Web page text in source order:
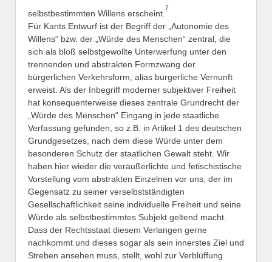
selbstbestimmten Willens erscheint.
7
Für Kants Entwurf ist der Begriff der „Autonomie des
Willens“ bzw. der „Würde des Menschen“ zentral, die
sich als bloß selbstgewollte Unterwerfung unter den
trennenden und abstrakten Formzwang der
bürgerlichen Verkehrsform, alias bürgerliche Vernunft
erweist. Als der Inbegriff moderner subjektiver Freiheit
hat konsequenterweise dieses zentrale Grundrecht der
„Würde des Menschen“ Eingang in jede staatliche
Verfassung gefunden, so z.B. in Artikel 1 des deutschen
Grundgesetzes, nach dem diese Würde unter dem
besonderen Schutz der staatlichen Gewalt steht. Wir
haben hier wieder die veräußerlichte und fetischistische
Vorstellung vom abstrakten Einzelnen vor uns, der im
Gegensatz zu seiner verselbstständigten
Gesellschaftlichkeit seine individuelle Freiheit und seine
Würde als selbstbestimmtes Subjekt geltend macht.
Dass der Rechtsstaat diesem Verlangen gerne
nachkommt und dieses sogar als sein innerstes Ziel und
Streben ansehen muss, stellt, wohl zur Verblüffung